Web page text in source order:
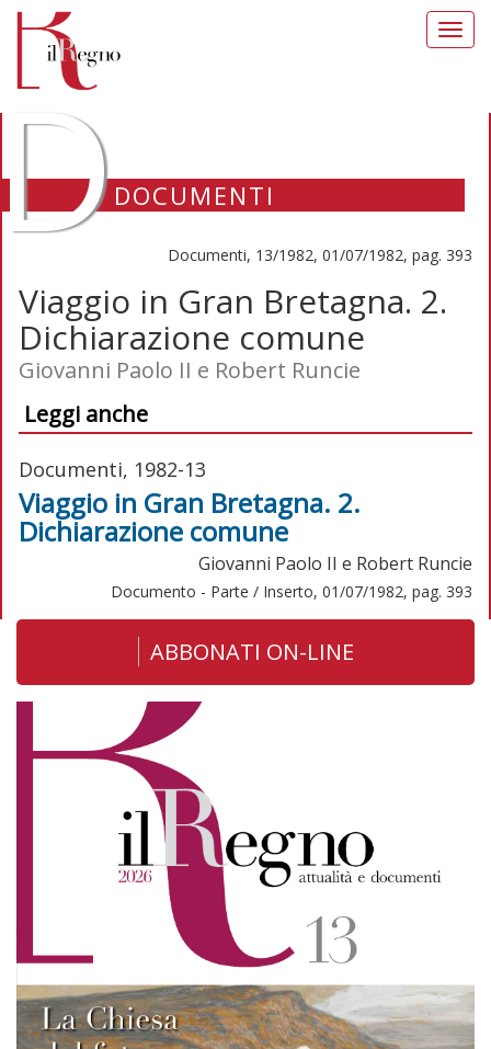
DOCUMENTI
Documenti, 13/1982, 01/07/1982, pag. 393
Viaggio in Gran Bretagna. 2.
Dichiarazione comune
Giovanni Paolo II e Robert Runcie
Leggi anche
Documenti, 1982-13
Viaggio in Gran Bretagna. 2.
Dichiarazione comune
Giovanni Paolo II e Robert Runcie
Documento - Parte / Inserto, 01/07/1982, pag. 393
ABBONATI ON-LINE